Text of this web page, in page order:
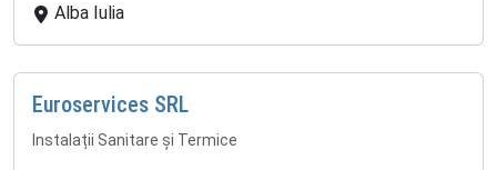
Alba Iulia
Euroservices SRL
Instalații Sanitare și Termice